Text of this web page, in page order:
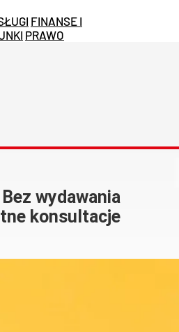
FINANSE I
PRAWO
wydawania
konsultacje